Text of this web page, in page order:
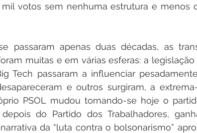
votos sem nenhuma estrutura e menos
passaram apenas duas décadas, as
muitas e em várias esferas: a
Tech passaram a influenciar
e outros surgiram, a
PSOL mudou tornando-se hoje o
do Partido dos Trabalhadores,
da “luta contra o bolsonarismo”